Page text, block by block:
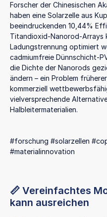
Forscher der Chinesischen
haben eine Solarzelle aus
beeindruckenden 10,44%
Titandioxid-Nanorod-Arrays
Ladungstrennung optimiert
cadmiumfreie Dünnschicht-
die Dichte der Nanorods
ändern – ein Problem
kommerziell
vielversprechende
Halbleitermaterialien.
#forschung #solarzellen
#materialinnovation
📏 Vereinfachtes
kann ausreichen